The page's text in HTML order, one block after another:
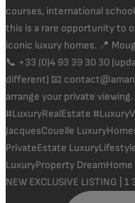
NEW EXCLUSIVE LISTING |